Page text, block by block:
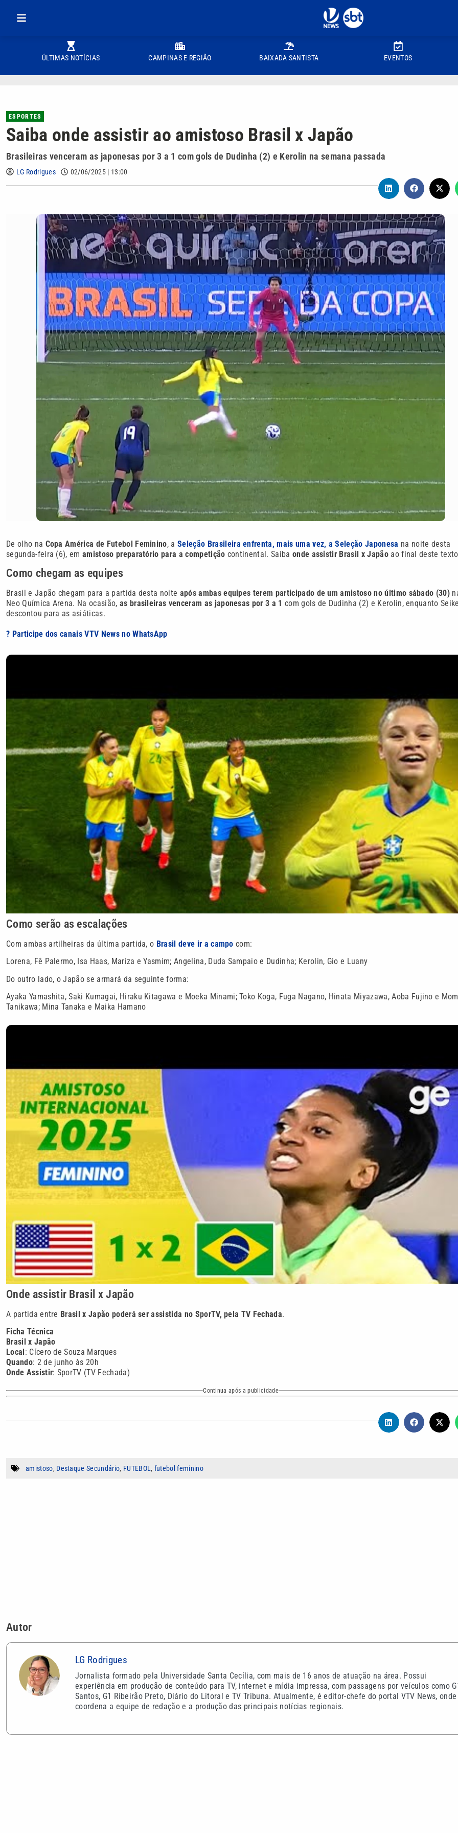
ÚLTIMAS NOTÍCIAS CAMPINAS E REGIÃO BAIXADA SANTISTA EVENTOS
ESPORTES
Saiba onde assistir ao amistoso Brasil x Japão
Brasileiras venceram as japonesas por 3 a 1 com gols de Dudinha (2) e Kerolin na semana passada
LG Rodrigues 02/06/2025 | 13:00
De olho na Copa América de Futebol Feminino, aSeleção Brasileira enfrenta, mais uma vez, a Seleção Japonesa na noite desta
segunda-feira (6), emamistoso preparatório para a competição continental. Saiba onde assistir Brasil x Japãoao final deste
Como chegam as equipes
Brasil e Japão chegam para a partida desta noite após ambas equipes terem participado de um amistoso no último sábado (30)
Neo Química Arena. Na ocasião, as brasileiras venceram as japonesas por 3 a 1 com gols de Dudinha (2) e Kerolin, enquanto
descontou para as asiáticas.
? Participe dos canais VTV News no WhatsApp
Como serão as escalações
Com ambas artilheiras da última partida, o Brasil deve ir a campo com:
Lorena, Fê Palermo, Isa Haas, Mariza e Yasmim; Angelina, Duda Sampaio e Dudinha; Kerolin, Gio e Luany
Do outro lado, o Japão se armará da seguinte forma:
Ayaka Yamashita, Saki Kumagai, Hiraku Kitagawa e Moeka Minami; Toko Koga, Fuga Nagano, Hinata Miyazawa, Aoba Fujino e
Tanikawa; Mina Tanaka e Maika Hamano
Onde assistir Brasil x Japão
A partida entre Brasil x Japão poderá ser assistida no SporTV, pela TV Fechada.
Ficha Técnica
Brasil x Japão
Local : Cícero de Souza Marques
Quando: 2 de junho às 20h
Onde Assistir: SporTV (TV Fechada)
Continua após a publicidade
amistoso, Destaque Secundário, FUTEBOL , futebol feminino